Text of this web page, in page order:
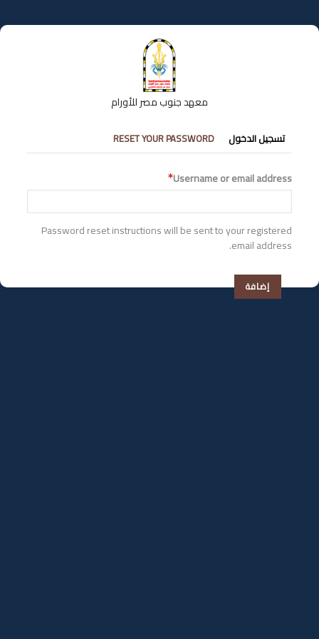
إلى
المحتوى
معهد جنوب مصر للأورام
التبويبات
الأساسية
تسجيل الدخول RESET YOUR PASSWORD
Username or email address
Password reset instructions will be sent to your registered
email address.